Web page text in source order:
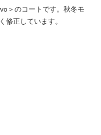
＞のコートです。秋冬モ
修正しています。